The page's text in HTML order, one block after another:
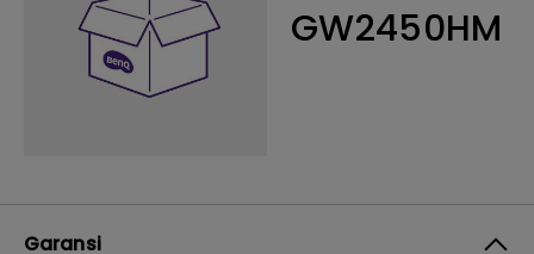
GW2450HM
Garansi